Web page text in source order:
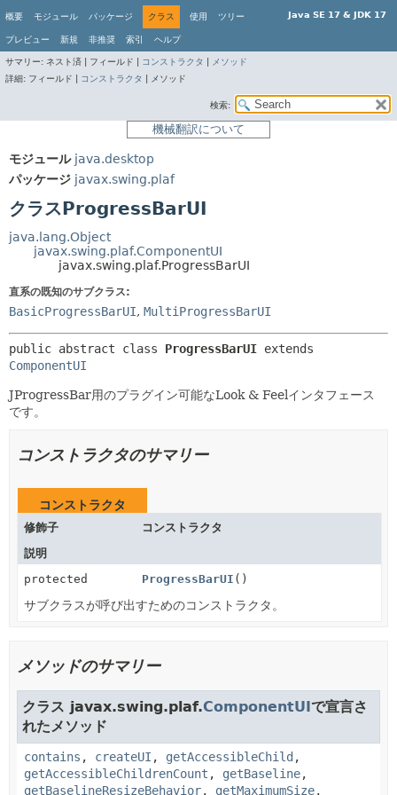
Java SE 17 & JDK 17
概要 モジュール パッケージ クラス 使用 ツリー
プレビュー 新規 非推奨 索引 ヘルプ
サマリー: ネスト済 | フィールド | コンストラクタ
メソッド
詳細: フィールド | コンストラクタ メソッド
検索:
機械翻訳について
モジュール java.desktop
パッケージ javax.swing.plaf
クラスProgressBarUI
java.lang.Object
javax.swing.plaf.ComponentUI
javax.swing.plaf.ProgressBarUI
直系の既知のサブクラス:
BasicProgressBarUI, MultiProgressBarUI
public abstract class ProgressBarUI
ComponentUI
JProgressBar用のプラグイン可能なLook & Feelインタフェース
です。
コンストラクタのサマリー
コンストラクタ
修飾子
コンストラクタ
説明
protected
ProgressBarUI ()
サブクラスが呼び出すためのコンストラクタ。
メソッドのサマリー
クラス javax.swing.plaf.ComponentUIで宣言さ
れたメソッド
contains , createUI , getAccessibleChild ,
getAccessibleChildrenCount , getBaseline,
getBaselineResizeBehavior, getMaximumSize,